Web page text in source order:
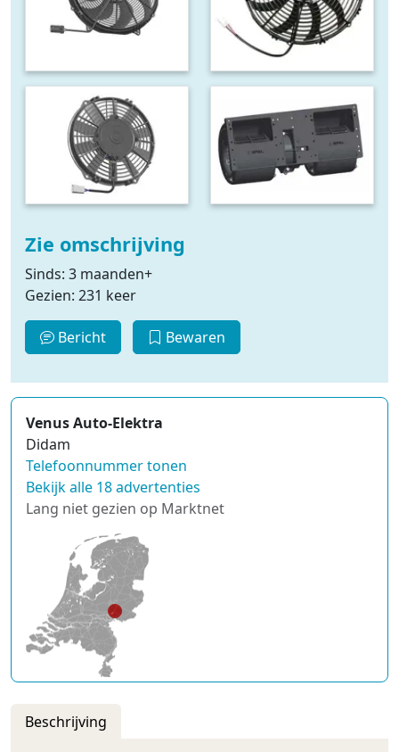
Zie omschrijving
Sinds: 3 maanden+
Gezien: 231 keer
Bericht Bewaren
Venus Auto-Elektra
Didam
Telefoonnummer tonen
Bekijk alle 18 advertenties
Lang niet gezien op Marktnet
Beschrijving